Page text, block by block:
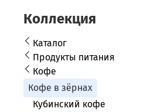
Коллекция
Каталог
Продукты питания
Кофе
Кофе в зёрнах
Кубинский кофе